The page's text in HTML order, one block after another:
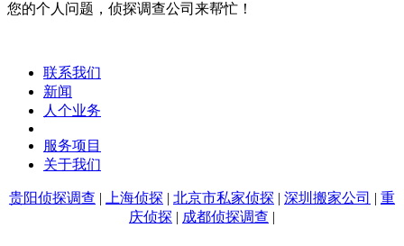
您的个人问题，侦探调查公司来帮忙！
联系我们
新闻
人个业务
服务项目
关于我们
贵阳侦探调查 | 上海侦探 | 北京市私家侦探 | 深圳搬家公司 | 重
庆侦探 | 成都侦探调查 |